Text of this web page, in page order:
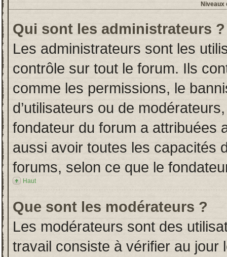
Niveaux
Qui sont les administrateurs ?
Les administrateurs sont les
contrôle sur tout le forum. Ils
comme les permissions, le
d’utilisateurs ou de
fondateur du forum a attribuées
aussi avoir toutes les capacités
forums, selon ce que le
Haut
Que sont les modérateurs ?
Les modérateurs sont des
travail consiste à vérifier au jour